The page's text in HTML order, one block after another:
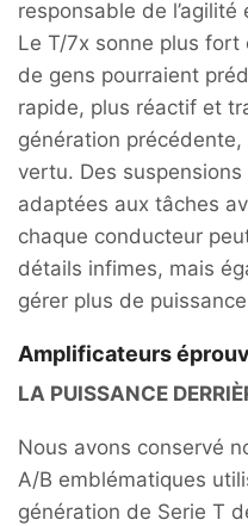
responsable de
Le T/7x sonne plus
de gens pourraient
rapide, plus réactif et
génération
vertu. Des
adaptées aux tâches
chaque conducteur
détails infimes, mais
gérer plus de
Amplificateurs
LA PUISSANCE
Nous avons conservé
A/B emblématiques
génération de Serie T